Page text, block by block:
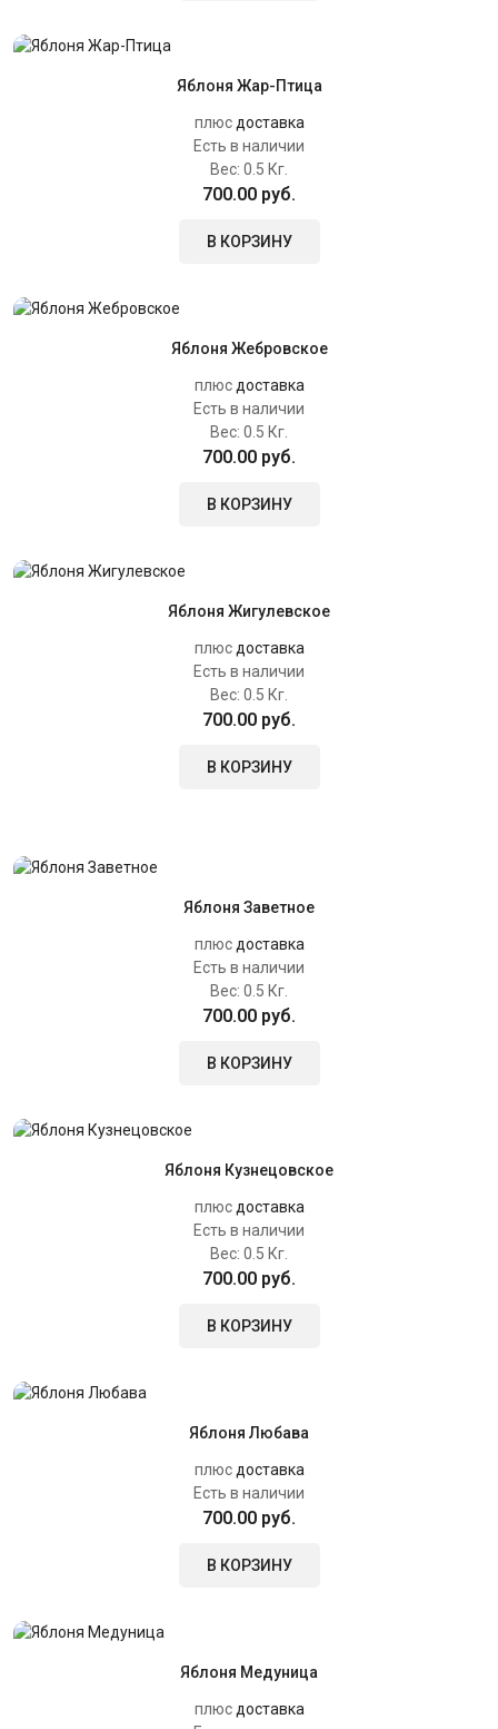
Яблоня Жар-Птица
плюс доставка
Есть в наличии
Вес: 0.5 Кг.
700.00 руб.
В КОРЗИНУ
Яблоня Жебровское
плюс доставка
Есть в наличии
Вес: 0.5 Кг.
700.00 руб.
В КОРЗИНУ
Яблоня Жигулевское
плюс доставка
Есть в наличии
Вес: 0.5 Кг.
700.00 руб.
В КОРЗИНУ
Яблоня Заветное
плюс доставка
Есть в наличии
Вес: 0.5 Кг.
700.00 руб.
В КОРЗИНУ
Яблоня Кузнецовское
плюс доставка
Есть в наличии
Вес: 0.5 Кг.
700.00 руб.
В КОРЗИНУ
Яблоня Любава
плюс доставка
Есть в наличии
700.00 руб.
В КОРЗИНУ
Яблоня Медуница
плюс доставка